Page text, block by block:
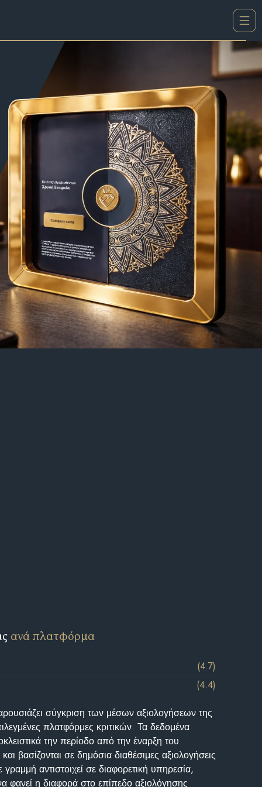
ανά πλατφόρμα
(4.7)
(4.4)
σύγκριση των μέσων αξιολογήσεων της
πλατφόρμες κριτικών. Τα δεδομένα
την περίοδο από την έναρξη του
βασίζονται σε δημόσια διαθέσιμες αξιολογήσεις
αντιστοιχεί σε διαφορετική υπηρεσία,
φανεί η διαφορά στο επίπεδο αξιολόγησης